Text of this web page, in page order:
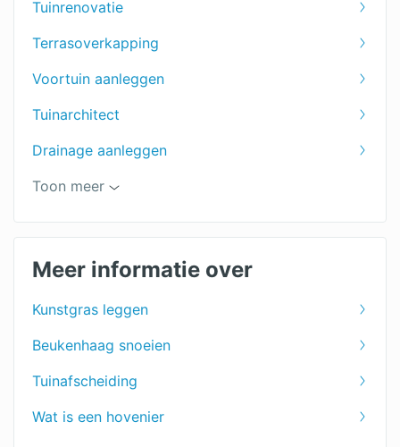
Tuinrenovatie
Terrasoverkapping
Voortuin aanleggen
Tuinarchitect
Drainage aanleggen
Tuin leeghalen
Prieel
Tuinaanleg
Toon meer
Meer informatie over
Kunstgras leggen
Beukenhaag snoeien
Tuinafscheiding
Wat is een hovenier